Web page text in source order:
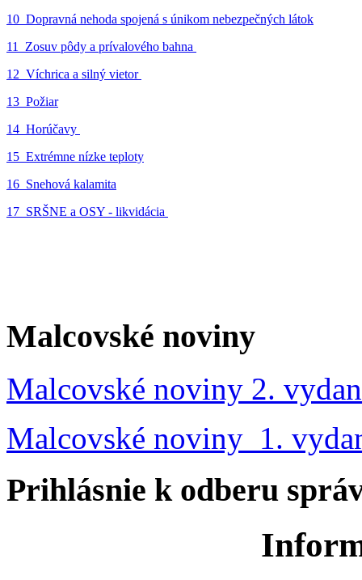
10_Dopravná nehoda spojená s únikom nebezpečných látok
11_Zosuv pôdy a prívalového bahna
12_Víchrica a silný vietor
13_Požiar
14_Horúčavy
15_Extrémne nízke teploty
16_Snehová kalamita
17_SRŠNE a OSY - likvidácia
Malcovské noviny
Malcovské noviny 2.
Malcovské noviny 1.
Prihlásnie k odberu